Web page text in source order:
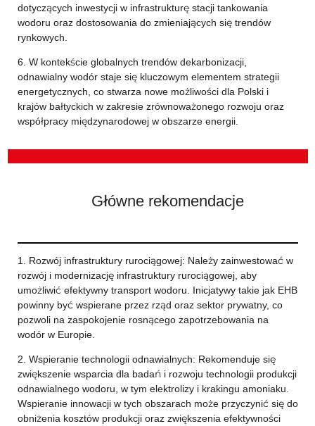
dotyczących inwestycji w infrastrukturę stacji tankowania
wodoru oraz dostosowania do zmieniających się trendów
rynkowych.
6. W kontekście globalnych trendów dekarbonizacji,
odnawialny wodór staje się kluczowym elementem strategii
energetycznych, co stwarza nowe możliwości dla Polski i
krajów bałtyckich w zakresie zrównoważonego rozwoju oraz
współpracy międzynarodowej w obszarze energii.
Główne rekomendacje
1. Rozwój infrastruktury rurociągowej: Należy zainwestować w
rozwój i modernizację infrastruktury rurociągowej, aby
umożliwić efektywny transport wodoru. Inicjatywy takie jak EHB
powinny być wspierane przez rząd oraz sektor prywatny, co
pozwoli na zaspokojenie rosnącego zapotrzebowania na
wodór w Europie.
2. Wspieranie technologii odnawialnych: Rekomenduje się
zwiększenie wsparcia dla badań i rozwoju technologii produkcji
odnawialnego wodoru, w tym elektrolizy i krakingu amoniaku.
Wspieranie innowacji w tych obszarach może przyczynić się do
obniżenia kosztów produkcji oraz zwiększenia efektywności